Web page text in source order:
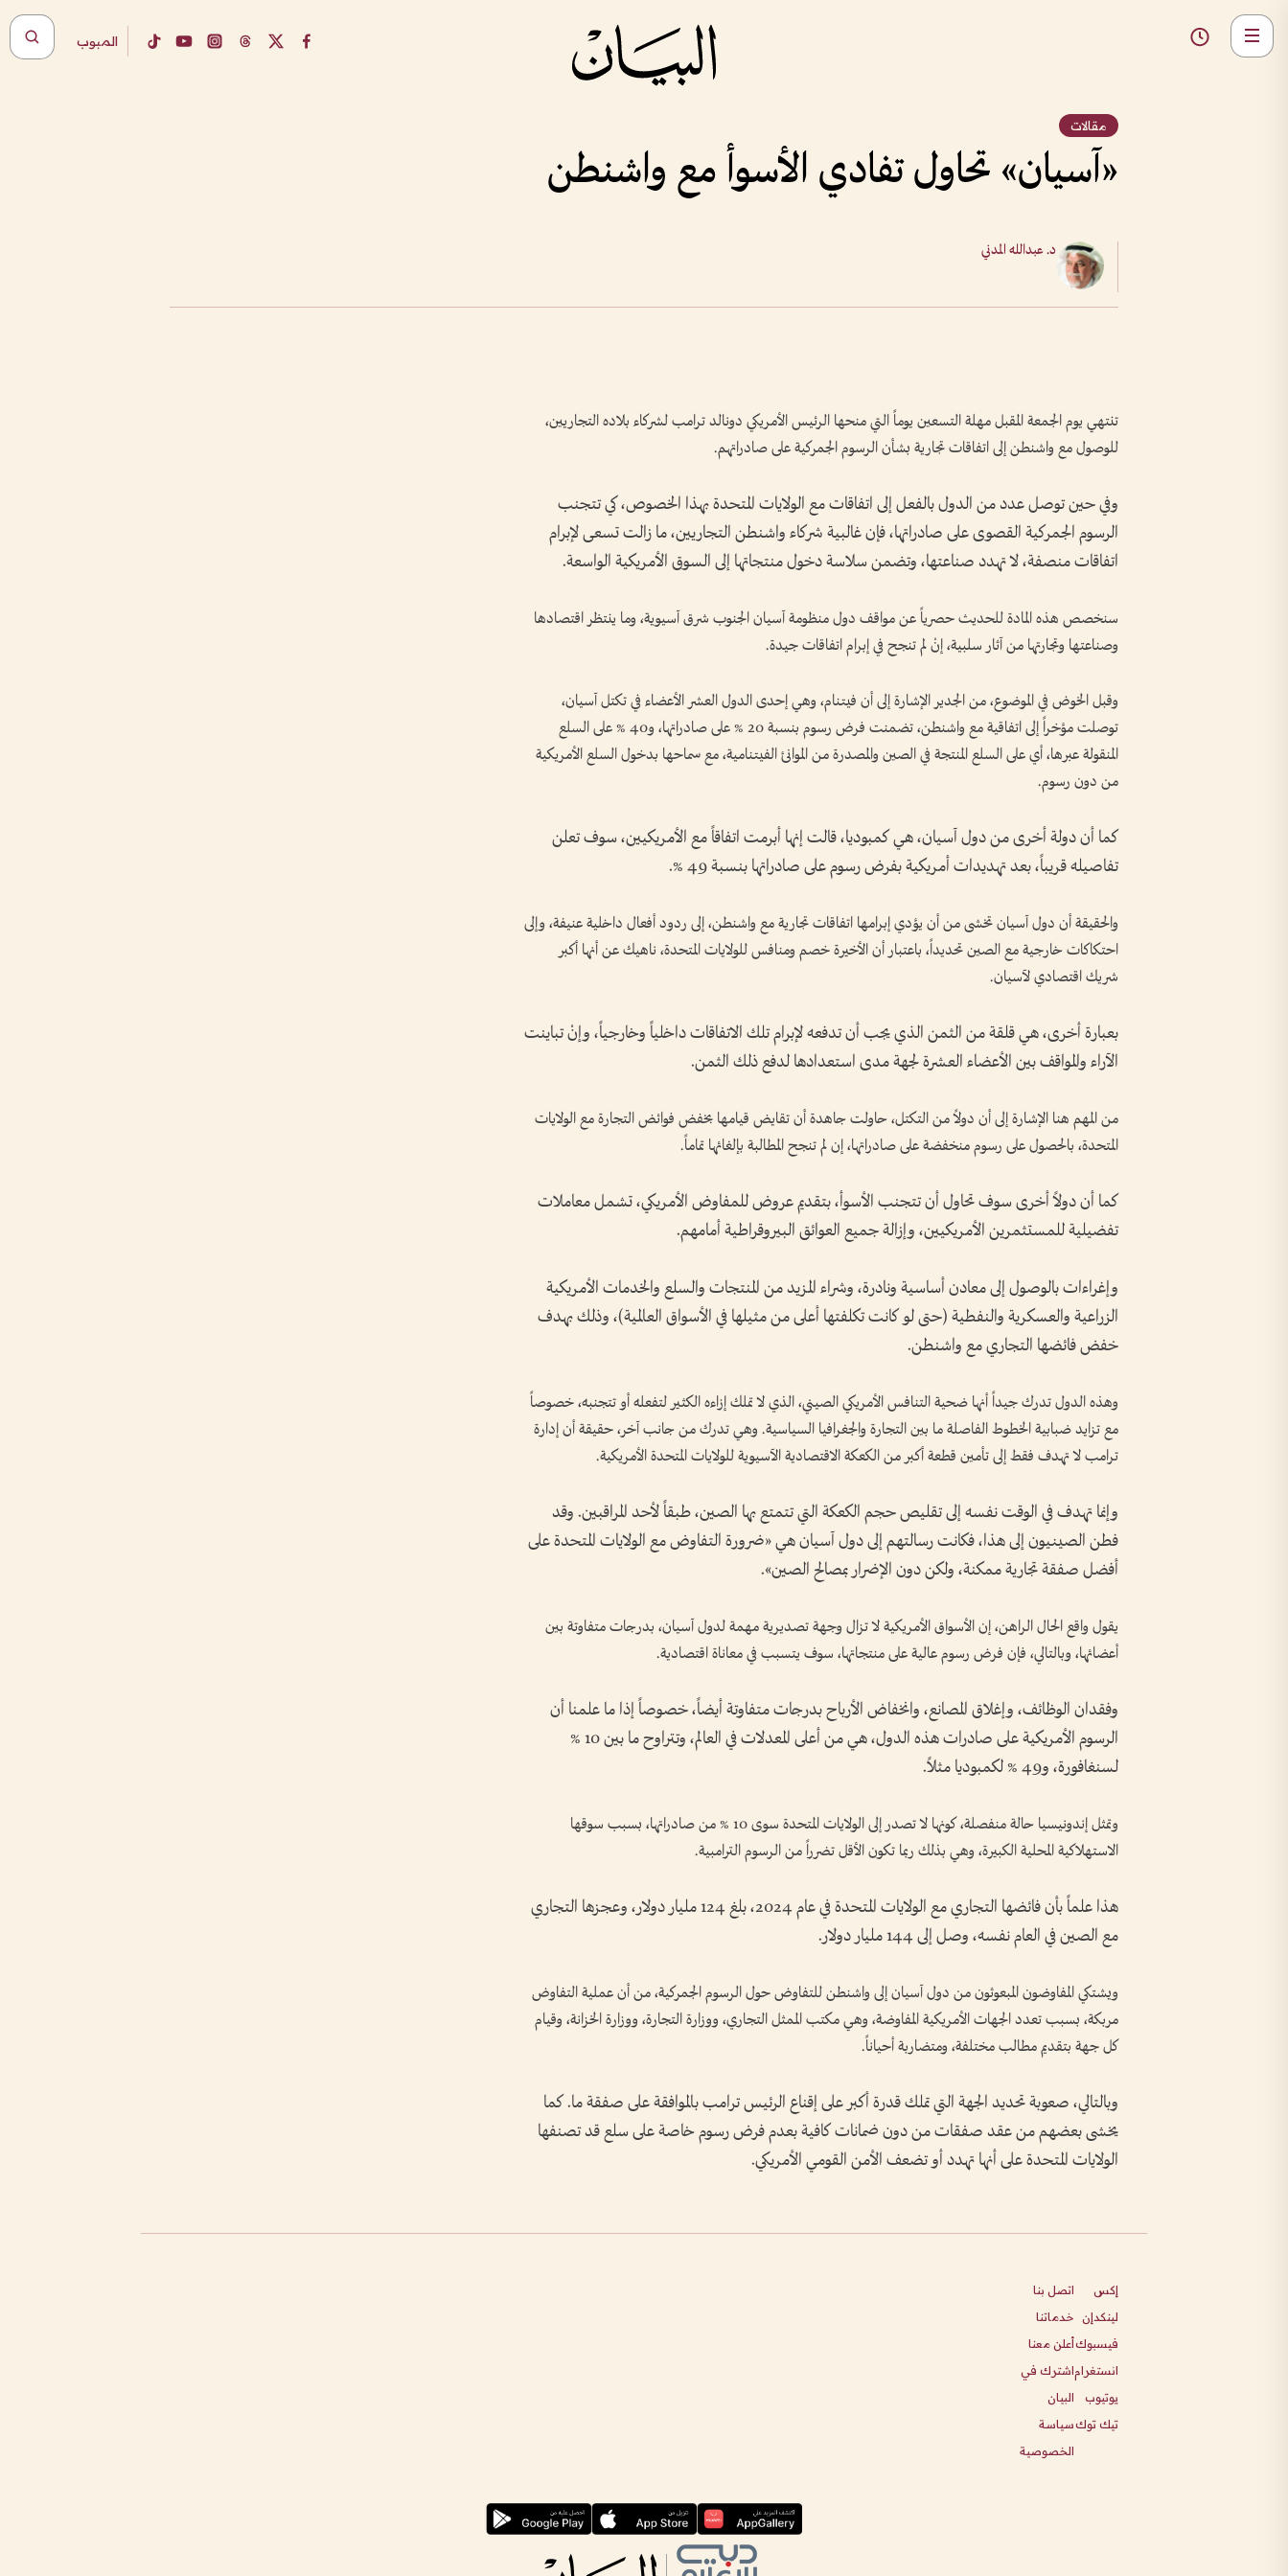
المبوب
مقالات
«آسيان» تحاول تفادي الأسوأ مع واشنطن
د. عبدالله المدني
تنتهي يوم الجمعة المقبل مهلة التسعين يوماً التي منحها الرئيس الأمريكي دونالد ترامب لشركاء بلاده التجاريين،
للوصول مع واشنطن إلى اتفاقات تجارية بشأن الرسوم الجمركية على صادراتهم.
وفي حين توصل عدد من الدول بالفعل إلى اتفاقات مع الولايات المتحدة بهذا الخصوص، كي تتجنب
الرسوم الجمركية القصوى على صادراتها، فإن غالبية شركاء واشنطن التجاريين، ما زالت تسعى لإبرام
اتفاقات منصفة، لا تهدد صناعتها، وتضمن سلاسة دخول منتجاتها إلى السوق الأمريكية الواسعة.
سنخصص هذه المادة للحديث حصرياً عن مواقف دول منظومة آسيان الجنوب شرق آسيوية، وما ينتظر اقتصادها
وصناعتها وتجارتها من آثار سلبية، إنْ لم تنجح في إبرام اتفاقات جيدة.
وقبل الخوض في الموضوع، من الجدير الإشارة إلى أن فيتنام، وهي إحدى الدول العشر الأعضاء في تكتل آسيان،
توصلت مؤخراً إلى اتفاقية مع واشنطن، تضمنت فرض رسوم بنسبة 20 % على صادراتها، و40 % على السلع
المنقولة عبرها، أي على السلع المنتجة في الصين والمصدرة من الموانئ الفيتنامية، مع سماحها بدخول السلع الأمريكية
من دون رسوم.
كما أن دولة أخرى من دول آسيان، هي كمبوديا، قالت إنها أبرمت اتفاقاً مع الأمريكيين، سوف تعلن
تفاصيله قريباً، بعد تهديدات أمريكية بفرض رسوم على صادراتها بنسبة 49 %.
والحقيقة أن دول آسيان تخشى من أن يؤدي إبرامها اتفاقات تجارية مع واشنطن، إلى ردود أفعال داخلية عنيفة، وإلى
احتكاكات خارجية مع الصين تحديداً، باعتبار أن الأخيرة خصم ومنافس للولايات المتحدة، ناهيك عن أنها أكبر
شريك اقتصادي لآسيان.
بعبارة أخرى، هي قلقة من الثمن الذي يجب أن تدفعه لإبرام تلك الاتفاقات داخلياً وخارجياً، وإنْ تباينت
الآراء والمواقف بين الأعضاء العشرة لجهة مدى استعدادها لدفع ذلك الثمن.
من المهم هنا الإشارة إلى أن دولاً من التكتل، حاولت جاهدة أن تقايض قيامها بخفض فوائض التجارة مع الولايات
المتحدة، بالحصول على رسوم منخفضة على صادراتها، إن لم تنجح المطالبة بإلغائها تماماً.
كما أن دولاً أخرى سوف تحاول أن تتجنب الأسوأ، بتقديم عروض للمفاوض الأمريكي، تشمل معاملات
تفضيلية للمستثمرين الأمريكيين، وإزالة جميع العوائق البيروقراطية أمامهم.
وإغراءات بالوصول إلى معادن أساسية ونادرة، وشراء المزيد من المنتجات والسلع والخدمات الأمريكية
الزراعية والعسكرية والنفطية (حتى لو كانت تكلفتها أعلى من مثيلها في الأسواق العالمية)، وذلك بهدف
خفض فائضها التجاري مع واشنطن.
وهذه الدول تدرك جيداً أنها ضحية التنافس الأمريكي الصيني، الذي لا تملك إزاءه الكثير لتفعله أو تتجنبه، خصوصاً
مع تزايد ضبابية الخطوط الفاصلة ما بين التجارة والجغرافيا السياسية. وهي تدرك من جانب آخر، حقيقة أن إدارة
ترامب لا تهدف فقط إلى تأمين قطعة أكبر من الكعكة الاقتصادية الآسيوية للولايات المتحدة الأمريكية.
وإنما تهدف في الوقت نفسه إلى تقليص حجم الكعكة التي تتمتع بها الصين، طبقاً لأحد المراقبين. وقد
فطن الصينيون إلى هذا، فكانت رسالتهم إلى دول آسيان هي «ضرورة التفاوض مع الولايات المتحدة على
أفضل صفقة تجارية ممكنة، ولكن دون الإضرار بمصالح الصين».
يقول واقع الحال الراهن، إن الأسواق الأمريكية لا تزال وجهة تصديرية مهمة لدول آسيان، بدرجات متفاوتة بين
أعضائها، وبالتالي، فإن فرض رسوم عالية على منتجاتها، سوف يتسبب في معاناة اقتصادية.
وفقدان الوظائف، وإغلاق المصانع، وانخفاض الأرباح بدرجات متفاوتة أيضاً، خصوصاً إذا ما علمنا أن
الرسوم الأمريكية على صادرات هذه الدول، هي من أعلى المعدلات في العالم، وتتراوح ما بين 10 %
لسنغافورة، و49 % لكمبوديا مثلاً.
وتمثل إندونيسيا حالة منفصلة، كونها لا تصدر إلى الولايات المتحدة سوى 10 % من صادراتها، بسبب سوقها
الاستهلاكية المحلية الكبيرة، وهي بذلك ربما تكون الأقل تضرراً من الرسوم الترامبية.
هذا علماً بأن فائضها التجاري مع الولايات المتحدة في عام 2024، بلغ 124 مليار دولار، وعجزها التجاري
مع الصين في العام نفسه، وصل إلى 144 مليار دولار.
ويشتكي المفاوضون المبعوثون من دول آسيان إلى واشنطن للتفاوض حول الرسوم الجمركية، من أن عملية التفاوض
مربكة، بسبب تعدد الجهات الأمريكية المفاوضة، وهي مكتب الممثل التجاري، ووزارة التجارة، ووزارة الخزانة، وقيام
كل جهة بتقديم مطالب مختلفة، ومتضاربة أحياناً.
وبالتالي، صعوبة تحديد الجهة التي تملك قدرة أكبر على إقناع الرئيس ترامب بالموافقة على صفقة ما. كما
يخشى بعضهم من عقد صفقات من دون ضمانات كافية بعدم فرض رسوم خاصة على سلع قد تصنفها
الولايات المتحدة على أنها تهدد أو تضعف الأمن القومي الأمريكي.
إكس
لينكدإن
فيسبوك
انستغرام
يوتيوب
تيك توك
اتصل بنا
خدماتنا
أعلن معنا
اشترك في
البيان
سياسة
الخصوصية